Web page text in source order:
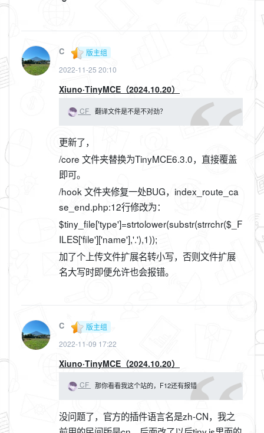
C
版主组
2022-11-25 20:10
Xiuno·TinyMCE（2024.10.20）
CF 翻译文件是不是不对劲？
更新了，
/core 文件夹替换为TinyMCE6.3.0，直接覆盖
即可。
/hook 文件夹修复一处BUG，index_route_ca
se_end.php:12行修改为：
$tiny_file['type']=strtolower(substr(strrchr($_F
ILES['file']['name'],'.'),1));
加了个上传文件扩展名转小写，否则文件扩展
名大写时即便允许也会报错。
C
版主组
2022-11-09 17:22
Xiuno·TinyMCE（2024.10.20）
CF 那你看看我这个站的，F12还有报错
没问题了，官方的插件语言名是zh-CN，我之